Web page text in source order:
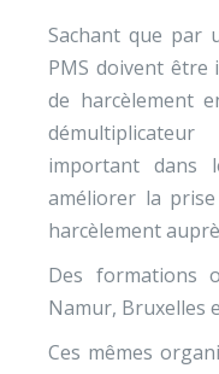
Sachant que par
PMS doivent être
de harcèlement
important dans
améliorer la
harcèlement
Des formations
Namur, Bruxelles
Ces mêmes